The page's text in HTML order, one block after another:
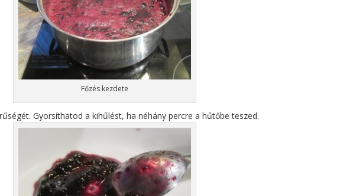
Főzés kezdete
Gyorsíthatod a kihűlést, ha néhány percre a hűtőbe teszed.